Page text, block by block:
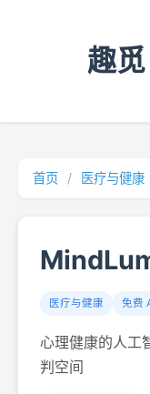
趣
首页 / 医疗与健康
医疗与健康 免费
心理健康的人工
判空间